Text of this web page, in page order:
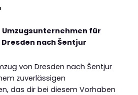
Umzugsunternehmen für
nach Šentjur
von Dresden nach Šentjur
zuverlässigen
das dir bei diesem Vorhaben